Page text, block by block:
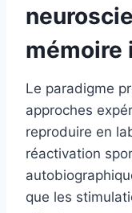
mémoire
Le paradigme
approches
reproduire en
réactivation
que les